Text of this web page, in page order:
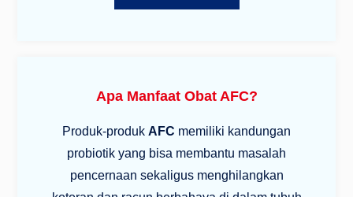
Apa Manfaat Obat AFC?
Produk-produk AFC memiliki kandungan
probiotik yang bisa membantu masalah
pencernaan sekaligus menghilangkan